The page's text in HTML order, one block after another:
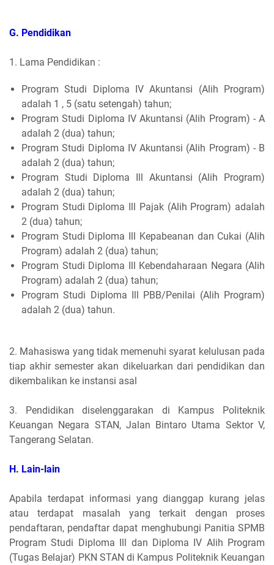
G. Pendidikan
1. Lama Pendidikan :
Program Studi Diploma IV Akuntansi (Alih Program)
adalah 1 , 5 (satu setengah) tahun;
Program Studi Diploma IV Akuntansi (Alih Program) - A
adalah 2 (dua) tahun;
Program Studi Diploma IV Akuntansi (Alih Program) - B
adalah 2 (dua) tahun;
Program Studi Diploma Ill Akuntansi (Alih Program)
adalah 2 (dua) tahun;
Program Studi Diploma Ill Pajak (Alih Program) adalah
2 (dua) tahun;
Program Studi Diploma Ill Kepabeanan dan Cukai (Alih
Program) adalah 2 (dua) tahun;
Program Studi Diploma Ill Kebendaharaan Negara (Alih
Program) adalah 2 (dua) tahun;
Program Studi Diploma Ill PBB/Penilai (Alih Program)
adalah 2 (dua) tahun.
2. Mahasiswa yang tidak memenuhi syarat kelulusan pada
tiap akhir semester akan dikeluarkan dari pendidikan dan
dikembalikan ke instansi asal
3. Pendidikan diselenggarakan di Kampus Politeknik
Keuangan Negara STAN, Jalan Bintaro Utama Sektor V,
Tangerang Selatan.
H. Lain-lain
Apabila terdapat informasi yang dianggap kurang jelas
atau terdapat masalah yang terkait dengan proses
pendaftaran, pendaftar dapat menghubungi Panitia SPMB
Program Studi Diploma Ill dan Diploma IV Alih Program
(Tugas Belajar) PKN STAN di Kampus Politeknik Keuangan